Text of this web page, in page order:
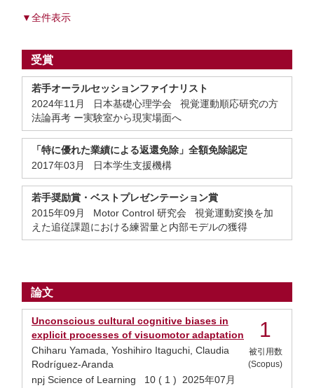
▼全件表示
受賞
若手オーラルセッションファイナリスト
2024年11月 日本基礎心理学会 視覚運動順応研究の方
法論再考 ー実験室から現実場面へ
「特に優れた業績による返還免除」全額免除認定
2017年03月 日本学生支援機構
若手奨励賞・ベストプレゼンテーション賞
2015年09月 Motor Control 研究会 視覚運動変換を加
えた追従課題における練習量と内部モデルの獲得
論文
Unconscious cultural cognitive biases in
explicit processes of visuomotor adaptation
Chiharu Yamada, Yoshihiro Itaguchi, Claudia
Rodríguez-Aranda
npj Science of Learning 10 ( 1 ) 2025年07月
1
被引用数
(Scopus)